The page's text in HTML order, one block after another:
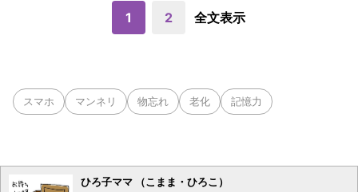
1 2 全文表示
スマホ マンネリ 物忘れ 老化 記憶力
ひろ子ママ （こまま・ひろこ）